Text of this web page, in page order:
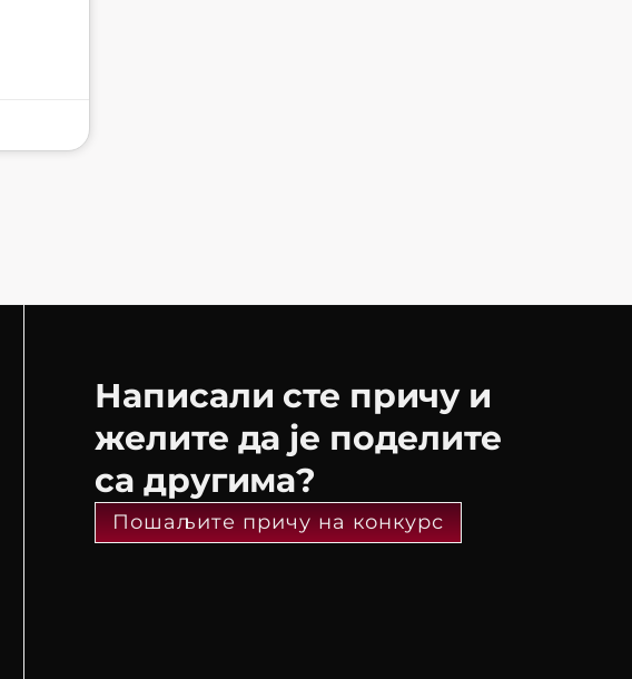
Написали сте причу и
желите да је поделите
са другима?
Пошаљите причу на конкурс